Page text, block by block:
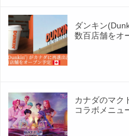
ダンキン
数百店舗をオ
カナダのマク
コラボメニュ